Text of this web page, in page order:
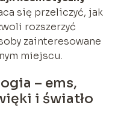
się przeliczyć, jak
rozszerzyć
zainteresowane
miejscu.
– ems,
i światło